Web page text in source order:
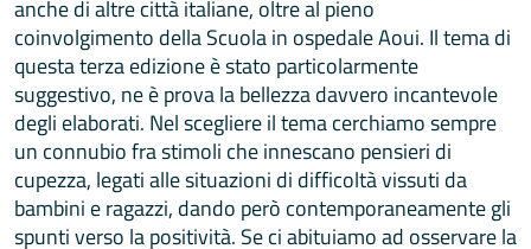
anche di altre città italiane, oltre al pieno
coinvolgimento della Scuola in ospedale Aoui. Il tema di
questa terza edizione è stato particolarmente
suggestivo, ne è prova la bellezza davvero incantevole
degli elaborati. Nel scegliere il tema cerchiamo sempre
un connubio fra stimoli che innescano pensieri di
cupezza, legati alle situazioni di difficoltà vissuti da
bambini e ragazzi, dando però contemporaneamente gli
spunti verso la positività. Se ci abituiamo ad osservare la